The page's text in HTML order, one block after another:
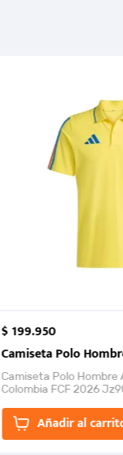
$199.950
Camiseta Polo
Camiseta Polo Hombre
Colombia FCF 2026
un estilo de...
Añadir al